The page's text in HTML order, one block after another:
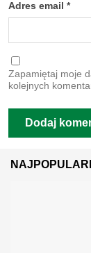
Adres email *
Zapamiętaj moje
kolejnych